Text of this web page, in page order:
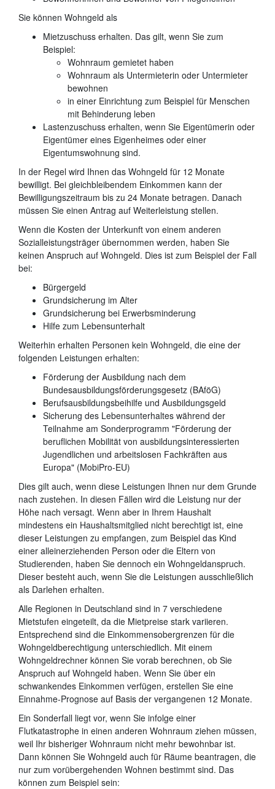
Sie können Wohngeld als
Mietzuschuss erhalten. Das gilt, wenn Sie zum
Beispiel:
Wohnraum gemietet haben
Wohnraum als Untermieterin oder Untermieter
bewohnen
in einer Einrichtung zum Beispiel für Menschen
mit Behinderung leben
Lastenzuschuss erhalten, wenn Sie Eigentümerin oder
Eigentümer eines Eigenheimes oder einer
Eigentumswohnung sind.
In der Regel wird Ihnen das Wohngeld für 12 Monate
bewilligt. Bei gleichbleibendem Einkommen kann der
Bewilligungszeitraum bis zu 24 Monate betragen. Danach
müssen Sie einen Antrag auf Weiterleistung stellen.
Wenn die Kosten der Unterkunft von einem anderen
Sozialleistungsträger übernommen werden, haben Sie
keinen Anspruch auf Wohngeld. Dies ist zum Beispiel der Fall
bei:
Bürgergeld
Grundsicherung im Alter
Grundsicherung bei Erwerbsminderung
Hilfe zum Lebensunterhalt
Weiterhin erhalten Personen kein Wohngeld, die eine der
folgenden Leistungen erhalten:
Förderung der Ausbildung nach dem
Bundesausbildungsförderungsgesetz (BAföG)
Berufsausbildungsbeihilfe und Ausbildungsgeld
Sicherung des Lebensunterhaltes während der
Teilnahme am Sonderprogramm "Förderung der
beruflichen Mobilität von ausbildungsinteressierten
Jugendlichen und arbeitslosen Fachkräften aus
Europa" (MobiPro-EU)
Dies gilt auch, wenn diese Leistungen Ihnen nur dem Grunde
nach zustehen. In diesen Fällen wird die Leistung nur der
Höhe nach versagt. Wenn aber in Ihrem Haushalt
mindestens ein Haushaltsmitglied nicht berechtigt ist, eine
dieser Leistungen zu empfangen, zum Beispiel das Kind
einer alleinerziehenden Person oder die Eltern von
Studierenden, haben Sie dennoch ein Wohngeldanspruch.
Dieser besteht auch, wenn Sie die Leistungen ausschließlich
als Darlehen erhalten.
Alle Regionen in Deutschland sind in 7 verschiedene
Mietstufen eingeteilt, da die Mietpreise stark variieren.
Entsprechend sind die Einkommensobergrenzen für die
Wohngeldberechtigung unterschiedlich. Mit einem
Wohngeldrechner können Sie vorab berechnen, ob Sie
Anspruch auf Wohngeld haben. Wenn Sie über ein
schwankendes Einkommen verfügen, erstellen Sie eine
Einnahme-Prognose auf Basis der vergangenen 12 Monate.
Ein Sonderfall liegt vor, wenn Sie infolge einer
Flutkatastrophe in einen anderen Wohnraum ziehen müssen,
weil Ihr bisheriger Wohnraum nicht mehr bewohnbar ist.
Dann können Sie Wohngeld auch für Räume beantragen, die
nur zum vorübergehenden Wohnen bestimmt sind. Das
können zum Beispiel sein: